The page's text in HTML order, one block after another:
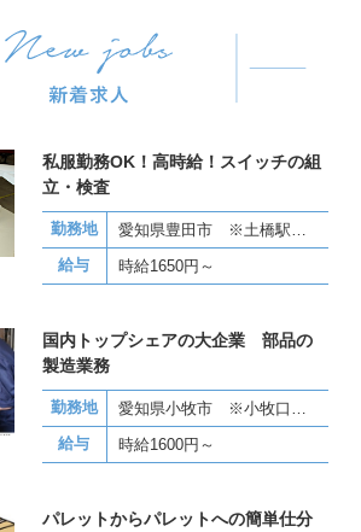
私服勤務OK！高時給！スイッチの組
立・検査
勤務地
給与
時給1650円～
国内トップシェアの大企業 部品の
製造業務
勤務地
給与
時給1600円～
パレットからパレットへの簡単仕分